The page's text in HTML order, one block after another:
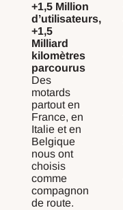
+1,5 Million
d’utilisateurs,
+1,5
Milliard
kilomètres
parcourus
Des
motards
partout en
France, en
Italie et en
Belgique
nous ont
choisis
comme
compagnon
de route.